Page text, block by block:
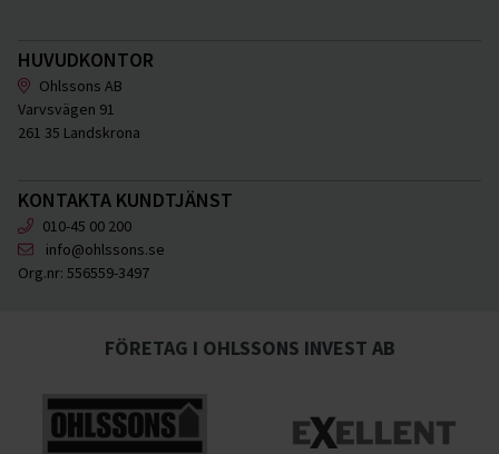
HUVUDKONTOR
Ohlssons AB
Varvsvägen 91
261 35 Landskrona
KONTAKTA KUNDTJÄNST
010-45 00 200
info@ohlssons.se
Org.nr: 556559-3497
FÖRETAG I OHLSSONS INVEST AB